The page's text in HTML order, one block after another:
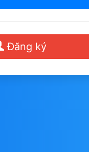
Đăng ký